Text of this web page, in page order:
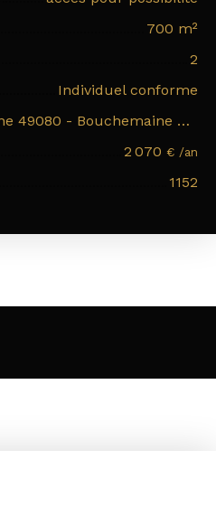
700 m²
2
Individuel conforme
Bouchemaine 49080 - Bouchemaine Bourg
2 070 € /an
1152